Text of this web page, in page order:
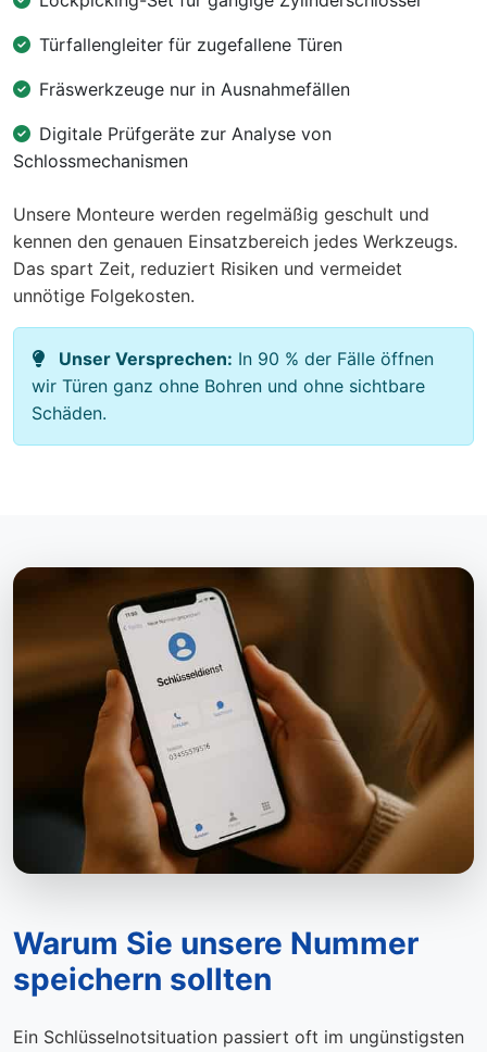
Türfallengleiter für zugefallene Türen
Fräswerkzeuge nur in Ausnahmefällen
Digitale Prüfgeräte zur Analyse von
Schlossmechanismen
Unsere Monteure werden regelmäßig geschult und
kennen den genauen Einsatzbereich jedes Werkzeugs.
Das spart Zeit, reduziert Risiken und vermeidet
unnötige Folgekosten.
Unser Versprechen: In 90 % der Fälle öffnen
wir Türen ganz ohne Bohren und ohne sichtbare
Schäden.
Warum Sie unsere Nummer
speichern sollten
Ein Schlüsselnotsituation passiert oft im ungünstigsten